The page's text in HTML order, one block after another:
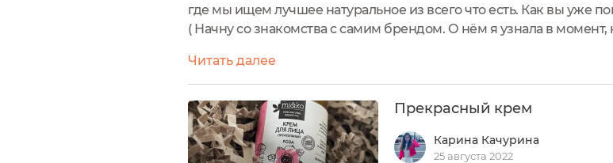
где мы ищем лучшее натуральное из всего что есть. Как вы уже
( Начну со знакомства с самим брендом. О нём я узнала в момент,
российских брендов,...
Читать далее
Прекрасный крем
Карина Качурина
25 августа 2022